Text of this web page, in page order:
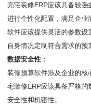
亮宅装修ERP应该具备较
进行个性化配置，满足企业
软件应该提供灵活的参数
自身情况定制符合需求的预
数据安全性 ：
装修预算软件涉及企业的
宅装修ERP应该具备严格
安全性和机密性。